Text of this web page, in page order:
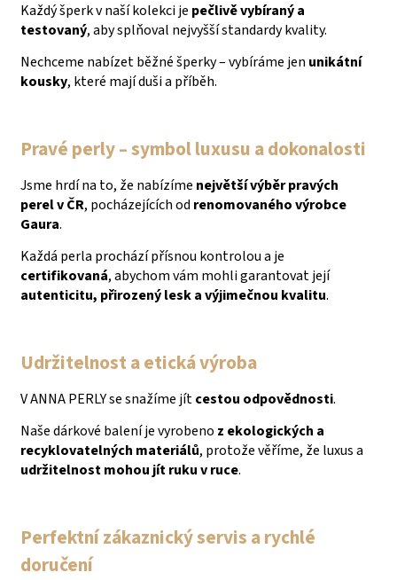
Každý šperk v naší kolekci je pečlivě vybíraný a
testovaný, aby splňoval nejvyšší standardy kvality.
Nechceme nabízet běžné šperky – vybíráme jen unikátní
kousky, které mají duši a příběh.
Pravé perly – symbol luxusu a dokonalosti
Jsme hrdí na to, že nabízíme největší výběr pravých
perel v ČR, pocházejících od renomovaného výrobce
Gaura.
Každá perla prochází přísnou kontrolou a je
certifikovaná, abychom vám mohli garantovat její
autenticitu, přirozený lesk a výjimečnou kvalitu.
Udržitelnost a etická výroba
V ANNA PERLY se snažíme jítcestou odpovědnosti.
Naše dárkové balení je vyrobeno z ekologických a
recyklovatelných materiálů, protože věříme, že luxus a
udržitelnost mohou jít ruku v ruce.
Perfektní zákaznický servis a rychlé
doručení